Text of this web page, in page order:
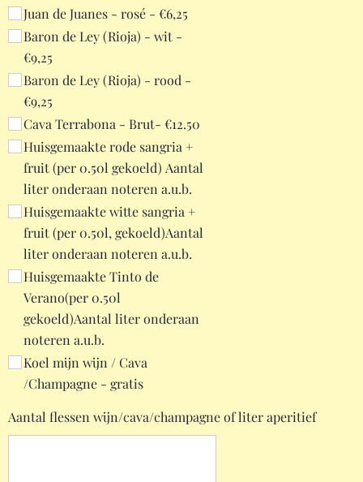
Juan de Juanes - rosé - €6,25
Baron de Ley (Rioja) - wit -
€9,25
Baron de Ley (Rioja) - rood -
€9,25
Cava Terrabona - Brut- €12.50
Huisgemaakte rode sangria +
fruit (per 0.50l gekoeld) Aantal
liter onderaan noteren a.u.b.
Huisgemaakte witte sangria +
fruit (per 0.50l, gekoeld)Aantal
liter onderaan noteren a.u.b.
Huisgemaakte Tinto de
Verano(per 0.50l
gekoeld)Aantal liter onderaan
noteren a.u.b.
Koel mijn wijn / Cava
/Champagne - gratis
Aantal flessen wijn/cava/champagne of liter aperitief